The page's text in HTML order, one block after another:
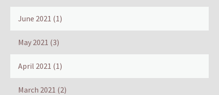
June 2021 (1)
May 2021 (3)
April 2021 (1)
March 2021 (2)